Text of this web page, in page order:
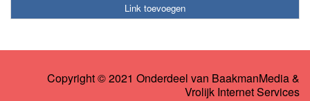
Link toevoegen
Copyright © 2021 Onderdeel van BaakmanMedia&
Vrolijk Internet Services